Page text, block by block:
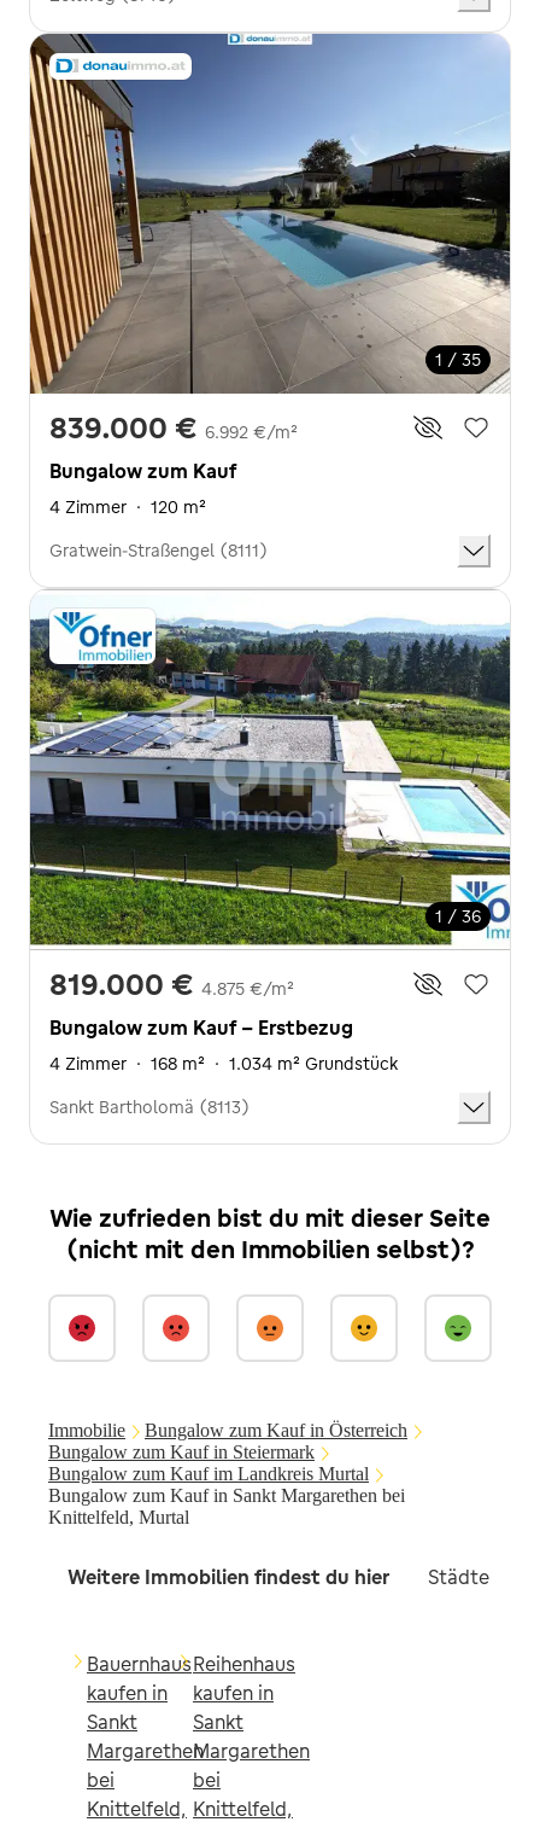
1 / 35
839.000 € 6.992 €/m²
Bungalow zum Kauf
4 Zimmer · 120 m²
Gratwein-Straßengel (8111)
1 / 36
819.000 € 4.875 €/m²
Bungalow zum Kauf - Erstbezug
4 Zimmer · 168 m² · 1.034 m² Grundstück
Sankt Bartholomä (8113)
Wie zufrieden bist du mit dieser Seite
(nicht mit den Immobilien selbst)?
Immobilie
Bungalow zum Kauf in Österreich
Bungalow zum Kauf in Steiermark
Bungalow zum Kauf im Landkreis Murtal
Bungalow zum Kauf in Sankt Margarethen bei
Knittelfeld, Murtal
Weitere Immobilien findest du hier Städte in
Bauernhaus
kaufen in
Sankt
Margarethen
bei
Knittelfeld,
Reihenhaus
kaufen in
Sankt
Margarethen
bei
Knittelfeld,